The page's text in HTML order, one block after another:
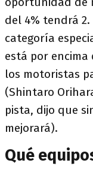
del 4% tendrá
categoría
está por encima
los motoristas
(Shintaro
pista, dijo que
mejorará).
Qué